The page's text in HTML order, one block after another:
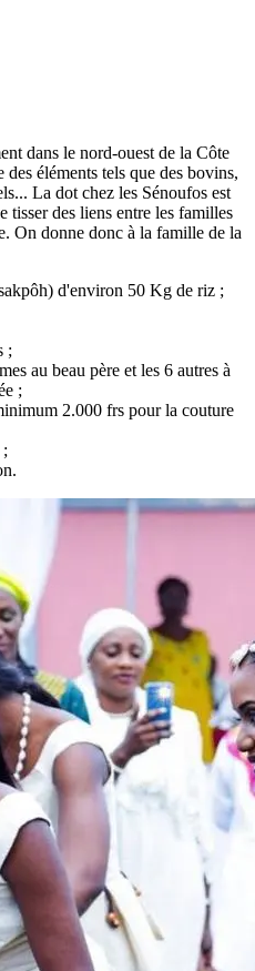
dans le nord-ouest de la Côte
éléments tels que des bovins,
La dot chez les Sénoufos est
tisser des liens entre les familles
On donne donc à la famille de la
d'environ 50 Kg de riz ;
;
au beau père et les 6 autres à
;
2.000 frs pour la couture